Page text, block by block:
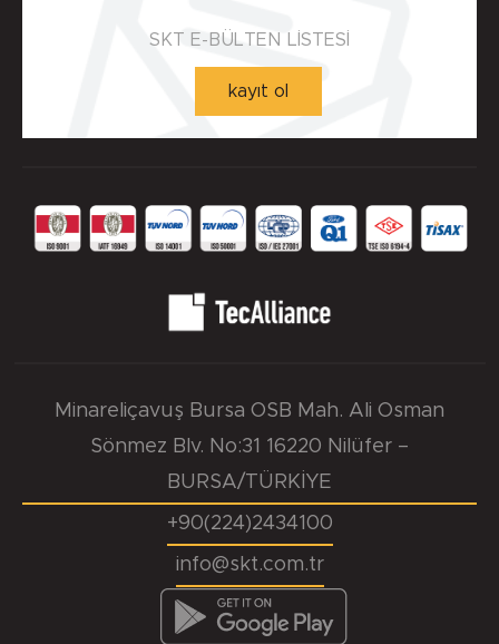
SKT E-BÜLTEN LİSTESİ
kayıt ol
Minareliçavuş Bursa OSB Mah. Ali Osman
Sönmez Blv. No:31 16220 Nilüfer –
BURSA/TÜRKİYE
+90(224)2434100
info@skt.com.tr